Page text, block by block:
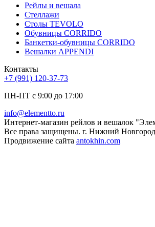
Рейлы и вешала
Стеллажи
Столы TEVOLO
Обувницы CORRIDO
Банкетки-обувницы CORRIDO
Вешалки APPENDI
Контакты
+7 (991) 120-37-73
ПН-ПТ с 9:00 до 17:00
info@elementto.ru
Интернет-магазин рейлов и вешалок
Все права защищены. г. Нижний
Продвижение сайта antokhin.com